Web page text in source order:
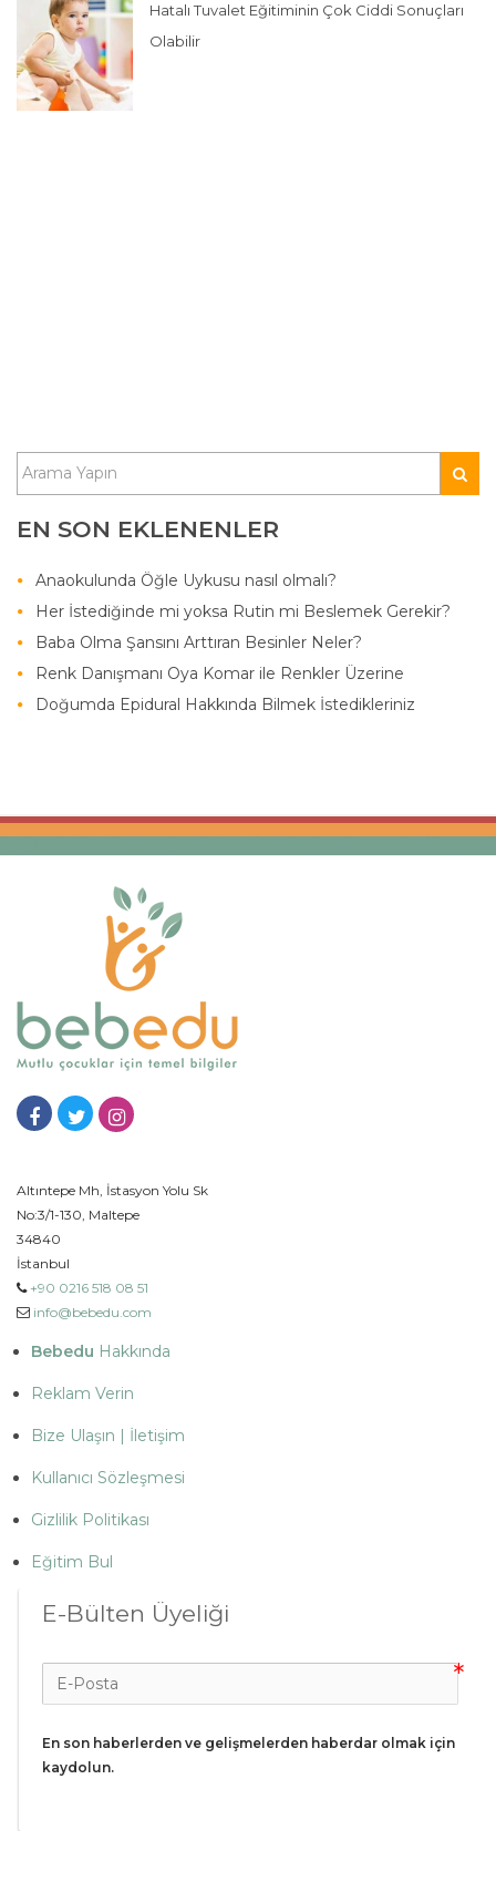
Hatalı Tuvalet Eğitiminin Çok Ciddi Sonuçları
Olabilir
EN SON EKLENENLER
Anaokulunda Öğle Uykusu nasıl olmalı?
Her İstediğinde mi yoksa Rutin mi Beslemek Gerekir?
Baba Olma Şansını Arttıran Besinler Neler?
Renk Danışmanı Oya Komar ile Renkler Üzerine
Doğumda Epidural Hakkında Bilmek İstedikleriniz
Altıntepe Mh, İstasyon Yolu Sk
No:3/1-130, Maltepe
34840
İstanbul
+90 0216 518 08 51
info@bebedu.com
Bebedu Hakkında
Reklam Verin
Bize Ulaşın | İletişim
Kullanıcı Sözleşmesi
Gizlilik Politikası
Eğitim Bul
E-Bülten Üyeliği
En son haberlerden ve gelişmelerden haberdar olmak için
kaydolun.